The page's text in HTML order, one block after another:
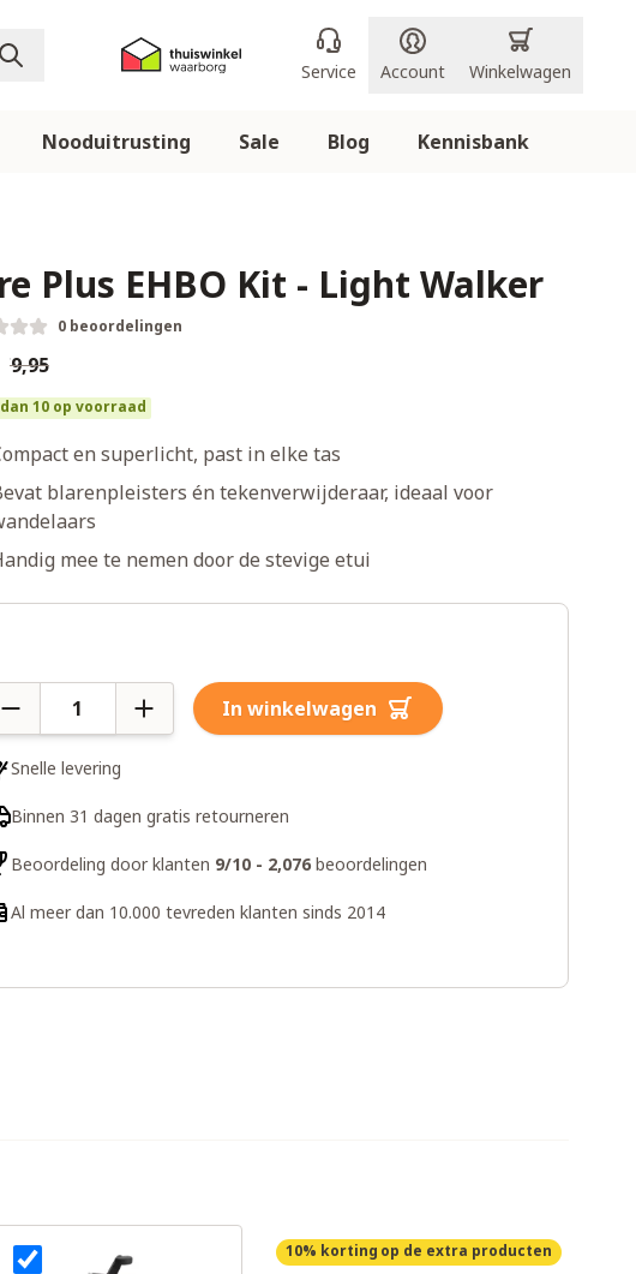
Nooduitrusting Sale Blog Kennisbank
Service Account Winkelwagen
Plus EHBO Kit - Light Walker
0 beoordelingen
10 op voorraad
en superlicht, past in elke tas
blarenpleisters én tekenverwijderaar, ideaal voor
mee te nemen door de stevige etui
In winkelwagen
Snelle levering
Binnen 31 dagen gratis retourneren
Beoordeling door klanten 9/10 - 2,076beoordelingen
Al meer dan 10.000 tevreden klanten sinds 2014
10% korting op de extra producten